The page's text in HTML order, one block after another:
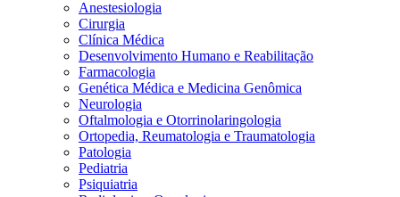
Anestesiologia
Cirurgia
Clínica Médica
Desenvolvimento Humano e Reabilitação
Farmacologia
Genética Médica e Medicina Genômica
Neurologia
Oftalmologia e Otorrinolaringologia
Ortopedia, Reumatologia e Traumatologia
Patologia
Pediatria
Psiquiatria